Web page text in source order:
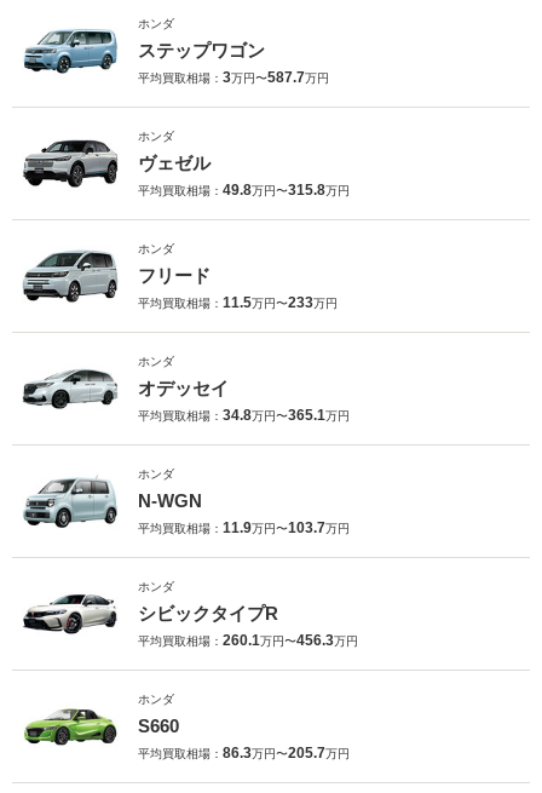
ホンダ
ステップワゴン
平均買取相場： 3万円〜587.7万円
ホンダ
ヴェゼル
平均買取相場： 49.8万円〜315.8万円
ホンダ
フリード
平均買取相場： 11.5万円〜233万円
ホンダ
オデッセイ
平均買取相場： 34.8万円〜365.1万円
ホンダ
N-WGN
平均買取相場： 11.9万円〜103.7万円
ホンダ
シビックタイプR
平均買取相場： 260.1万円〜456.3万円
ホンダ
S660
平均買取相場： 86.3万円〜205.7万円